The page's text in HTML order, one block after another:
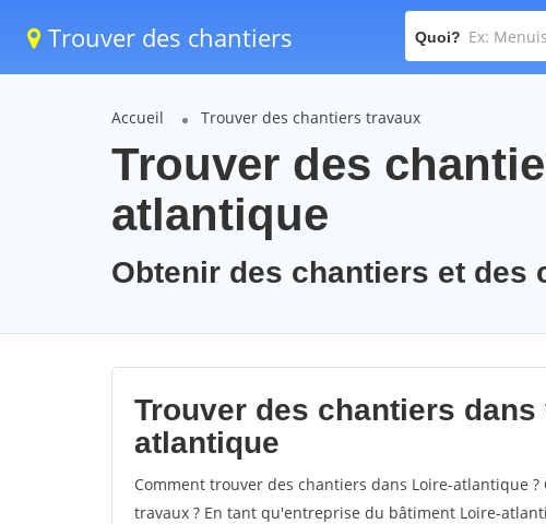
Trouver des chantiers Quoi?
Accueil Trouver des chantiers travaux
Trouver des
atlantique
Obtenir des chantiers et des
Trouver des chantiers
atlantique
Comment trouver des chantiers dans Loire-atlantique
travaux ? En tant qu'entreprise du bâtiment Loire-